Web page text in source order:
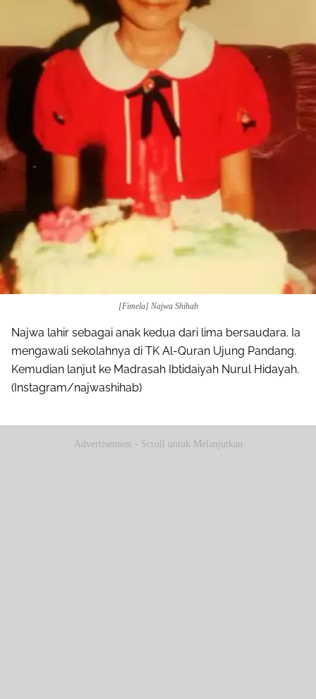
[Fimela] Najwa Shihab
Najwa lahir sebagai anak kedua dari lima bersaudara. Ia
mengawali sekolahnya di TK Al-Quran Ujung Pandang.
Kemudian lanjut ke Madrasah Ibtidaiyah Nurul Hidayah.
(Instagram/najwashihab)
Advertisement - Scroll untuk Melanjutkan